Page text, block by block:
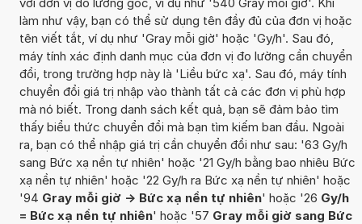
làm như vậy, bạn có thể sử dụng tên đầy đủ của đơn vị hoặc
tên viết tắt, ví dụ như 'Gray mỗi giờ' hoặc 'Gy/h'. Sau đó,
máy tính xác định danh mục của đơn vị đo lường cần chuyển
đổi, trong trường hợp này là 'Liều bức xạ'. Sau đó, máy tính
chuyển đổi giá trị nhập vào thành tất cả các đơn vị phù hợp
mà nó biết. Trong danh sách kết quả, bạn sẽ đảm bảo tìm
thấy biểu thức chuyển đổi mà bạn tìm kiếm ban đầu. Ngoài
ra, bạn có thể nhập giá trị cần chuyển đổi như sau: '63 Gy/h
sang Bức xạ nền tự nhiên' hoặc '21 Gy/h bằng bao nhiêu Bức
xạ nền tự nhiên' hoặc '22 Gy/h ra Bức xạ nền tự nhiên' hoặc
'94 Gray mỗi giờ -> Bức xạ nền tự nhiên' hoặc '26 Gy/h
= Bức xạ nền tự nhiên' hoặc '57 Gray mỗi giờ sang Bức